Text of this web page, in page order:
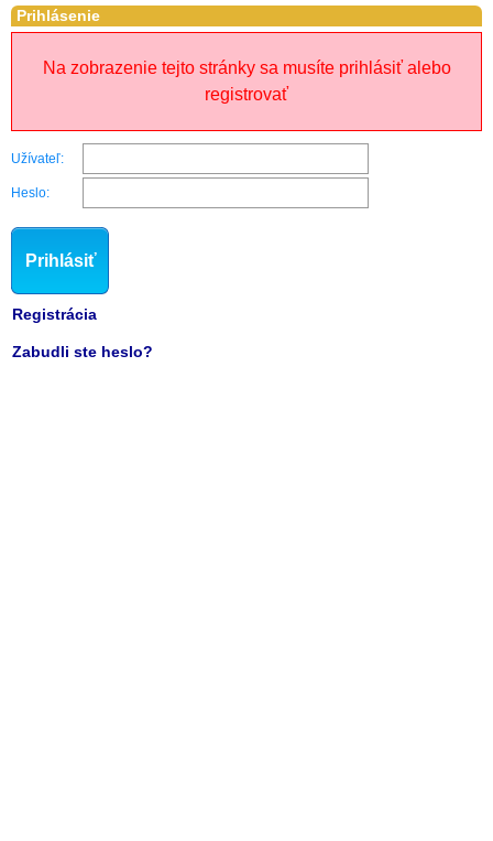
Prihlásenie
Na zobrazenie tejto stránky sa musíte prihlásiť alebo
registrovať
Užívateľ:
Heslo:
Prihlásiť
Registrácia
Zabudli ste heslo?